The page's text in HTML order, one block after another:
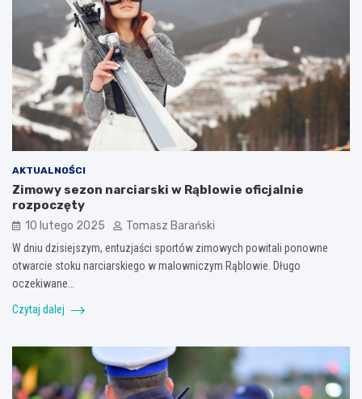
AKTUALNOŚCI
Zimowy sezon narciarski w Rąblowie oficjalnie
rozpoczęty
10 lutego 2025 Tomasz Barański
W dniu dzisiejszym, entuzjaści sportów zimowych powitali ponowne
otwarcie stoku narciarskiego w malowniczym Rąblowie. Długo
oczekiwane…
Czytaj dalej